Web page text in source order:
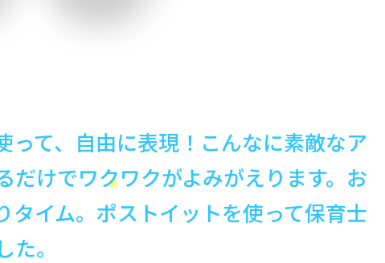
って、自由に表現！こんなに素敵なア
だけでワクワクがよみがえります。お
タイム。ポストイットを使って保育士
。